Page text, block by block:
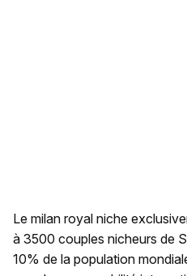
Le milan royal niche
à 3500 couples nicheurs de
10% de la population